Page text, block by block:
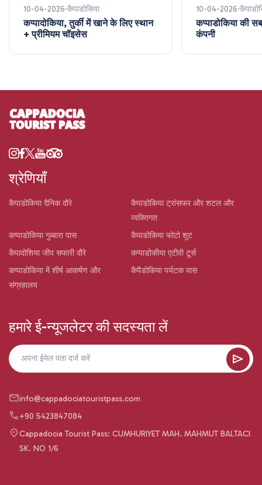
10-04-2026 कैपाडोसिया
कप्पादोकिया, तुर्की में खाने के लिए स्थान
+ प्रीमियम चॉइसेस
10-04-2026
कप्पाडोकिया की
कंपनी
श्रेणियाँ
कैपाडोकिया दैनिक दौरे
कैपाडोकिया ट्रांसफर और शटल और
व्यक्तिगत
कप्पाडोकिया गुब्बारा पास
कैपाडोकिया फोटो शूट
कैपादोशिया जीप सफारी दौरे
कप्पाडोकीया एटीवी टूर्स
कप्पाडोकिया में शीर्ष आकर्षण और
संग्रहालय
कैपैडोकिया पर्यटक पास
हमारे ई-न्यूजलेटर की सदस्यता लें
info@cappadociatouristpass.com
+90 5423847084
Cappadocia Tourist Pass: CUMHURIYET MAH. MAHMUT BALTACI
SK. NO 1/6